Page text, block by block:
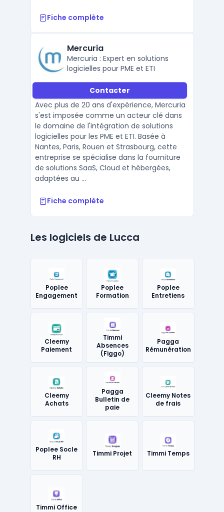
Fiche complète
Mercuria
Mercuria : Expert en solutions
logicielles pour PME et ETI
Contacter
Avec plus de 20 ans d'expérience, Mercuria
s'est imposée comme un acteur clé dans
le domaine de l'intégration de solutions
logicielles pour les PME et ETI. Basée à
Nantes, Paris, Rouen et Strasbourg, cette
entreprise se spécialise dans la fourniture
de solutions SaaS, Cloud et hébergées,
adaptées au ...
Fiche complète
Les logiciels de Lucca
Poplee
Engagement
Poplee
Formation
Poplee
Entretiens
Cleemy
Paiement
Timmi
Absences
(Figgo)
Pagga
Rémunération
Cleemy
Achats
Pagga
Bulletin de
paie
Cleemy Notes
de frais
Poplee Socle
RH
Timmi Projet Timmi Temps
Timmi Office